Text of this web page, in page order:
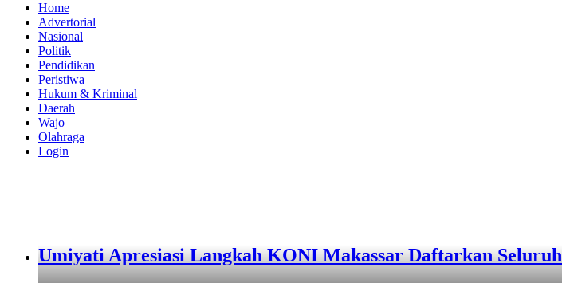
Home
Advertorial
Nasional
Politik
Pendidikan
Peristiwa
Hukum & Kriminal
Daerah
Wajo
Olahraga
Login
Umiyati Apresiasi Langkah KONI Makassar Daftarkan